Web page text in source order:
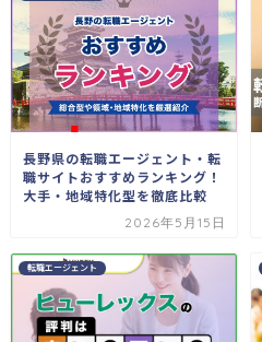
長野県の転職エージェント・転
職サイトおすすめランキング！
大手・地域特化型を徹底比較
2026年5月15日
転職エージェント